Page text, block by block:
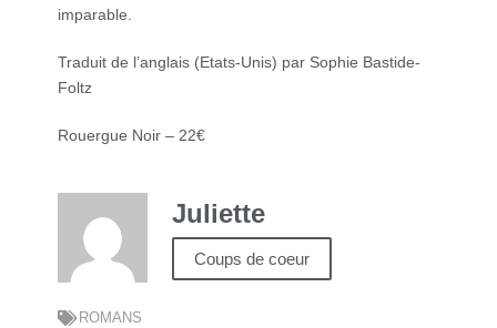
imparable.
Traduit de l’anglais (Etats-Unis) par Sophie Bastide-
Foltz
Rouergue Noir – 22€
Juliette
Coups de coeur
ROMANS